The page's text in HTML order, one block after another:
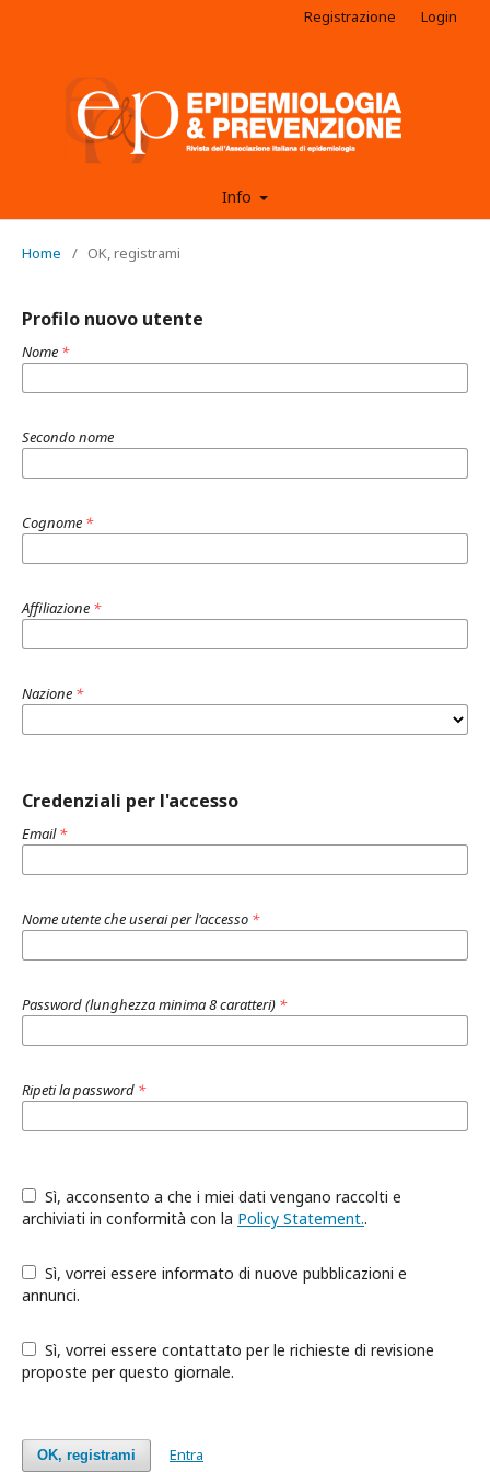
Info
Registrazione Login
Home / OK, registrami
Profilo nuovo utente
Nome *
Secondo nome
Cognome *
Affiliazione *
Nazione *
Credenziali per l'accesso
Email*
Nome utente che userai per l'accesso *
Password (lunghezza minima 8 caratteri) *
Ripeti la password *
archiviati in conformità con la Policy Statement..
annunci.
proposte per questo giornale.
OK, registrami Entra